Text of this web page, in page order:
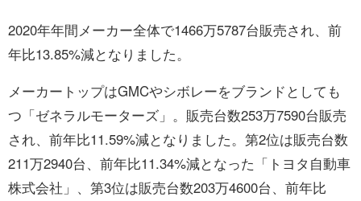
2020年年間メーカー全体で1466万5787台販売され、前
年比13.85%減となりました。
メーカートップはGMCやシボレーをブランドとしても
つ「ゼネラルモーターズ」。販売台数253万7590台販売
され、前年比11.59%減となりました。第2位は販売台数
211万2940台、前年比11.34%減となった「トヨタ自動車
株式会社」、第3位は販売台数203万4600台、前年比